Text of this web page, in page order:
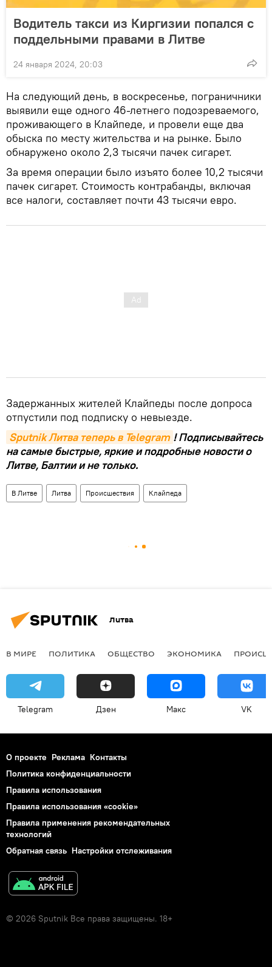
Водитель такси из Киргизии попался с
поддельными правами в Литве
24 января 2024, 20:03
На следующий день, в воскресенье, пограничники
выявили еще одного 46-летнего подозреваемого,
проживающего в Клайпеде, и провели еще два
обыска по месту жительства и на рынке. Было
обнаружено около 2,3 тысячи пачек сигарет.
За время операции было изъято более 10,2 тысячи
пачек сигарет. Стоимость контрабанды, включая
все налоги, составляет почти 43 тысячи евро.
Задержанных жителей Клайпеды после допроса
отпустили под подписку о невыезде.
Sputnik Литва теперь в Telegram ! Подписывайтесь
на самые быстрые, яркие и подробные новости о
Литве, Балтии и не только.
В Литве Литва Происшествия Клайпеда
Литва
В МИРЕ ПОЛИТИКА ОБЩЕСТВО ЭКОНОМИКА
Telegram Дзен Макс VK
О проекте Реклама Контакты
Политика конфиденциальности
Правила использования
Правила использования «cookie»
Правила применения рекомендательных
технологий
Обратная связь Настройки отслеживания
© 2026 Sputnik Все права защищены. 18+